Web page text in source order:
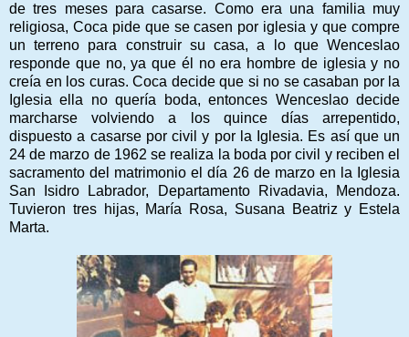
de tres meses para casarse. Como era una familia muy
religiosa, Coca pide que se casen por iglesia y que compre
un terreno para construir su casa, a lo que Wenceslao
responde que no, ya que él no era hombre de iglesia y no
creía en los curas. Coca decide que si no se casaban por la
Iglesia ella no quería boda, entonces Wenceslao decide
marcharse volviendo a los quince días arrepentido,
dispuesto a casarse por civil y por la Iglesia. Es así que un
24 de marzo de 1962 se realiza la boda por civil y reciben el
sacramento del matrimonio el día 26 de marzo en la Iglesia
San Isidro Labrador, Departamento Rivadavia, Mendoza.
Tuvieron tres hijas, María Rosa, Susana Beatriz y Estela
Marta.